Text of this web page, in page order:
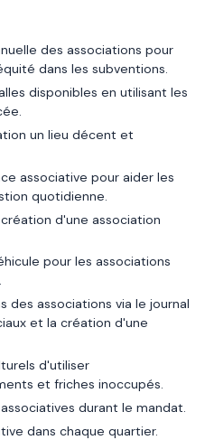
des associations pour
dans les subventions.
disponibles en utilisant les
un lieu décent et
associative pour aider les
quotidienne.
d'une association
pour les associations
des associations via le journal
et la création d'une
d'utiliser
et friches inoccupés.
durant le mandat.
dans chaque quartier.